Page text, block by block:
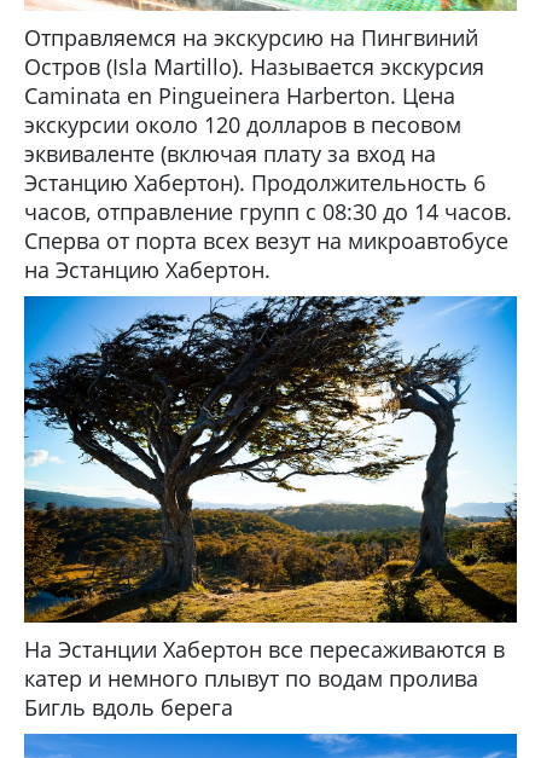
Отправляемся на экскурсию на Пингвиний
Остров (Isla Martillo). Называется экскурсия
Caminata en Pingueinera Harberton. Цена
экскурсии около 120 долларов в песовом
эквиваленте (включая плату за вход на
Эстанцию Хабертон). Продолжительность 6
часов, отправление групп с 08:30 до 14 часов.
Сперва от порта всех везут на микроавтобусе
на Эстанцию Хабертон.
На Эстанции Хабертон все пересаживаются в
катер и немного плывут по водам пролива
Бигль вдоль берега